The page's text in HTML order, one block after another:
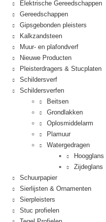
Elektrische Gereedschappen
Gereedschappen
Gipsgebonden pleisters
Kalkzandsteen
Muur- en plafondverf
Nieuwe Producten
Pleisterdragers & Stucplaten
Schildersverf
Schildersverfen
Beitsen
Grondlakken
Oplosmiddelarm
Plamuur
Watergedragen
Hoogglans
Zijdeglans
Schuurpapier
Sierlijsten & Ornamenten
Sierpleisters
Stuc profielen